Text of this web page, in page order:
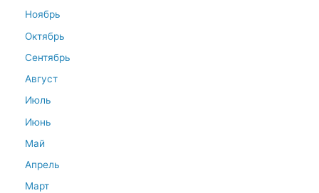
Ноябрь
Октябрь
Сентябрь
Август
Июль
Июнь
Май
Апрель
Март